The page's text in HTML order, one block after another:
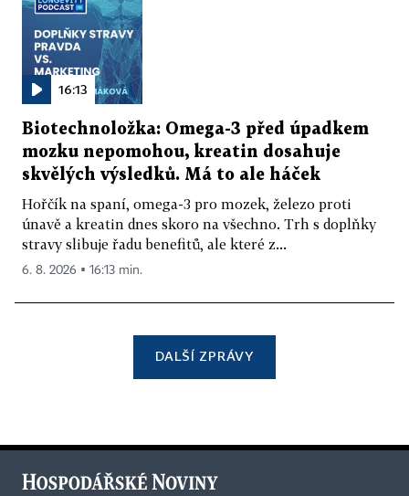
16:13
Biotechnoložka: Omega-3 před úpadkem
mozku nepomohou, kreatin dosahuje
skvělých výsledků. Má to ale háček
Hořčík na spaní, omega-3 pro mozek, železo proti
únavě a kreatin dnes skoro na všechno. Trh s doplňky
stravy slibuje řadu benefitů, ale které z...
6. 8. 2026 ▪ 16:13 min.
DALŠÍ ZPRÁVY